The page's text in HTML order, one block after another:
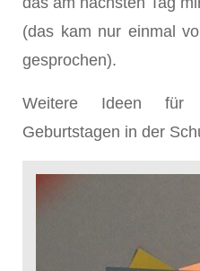
(das kam nur einmal
gesprochen).
Weitere Ideen für
Geburtstagen in der